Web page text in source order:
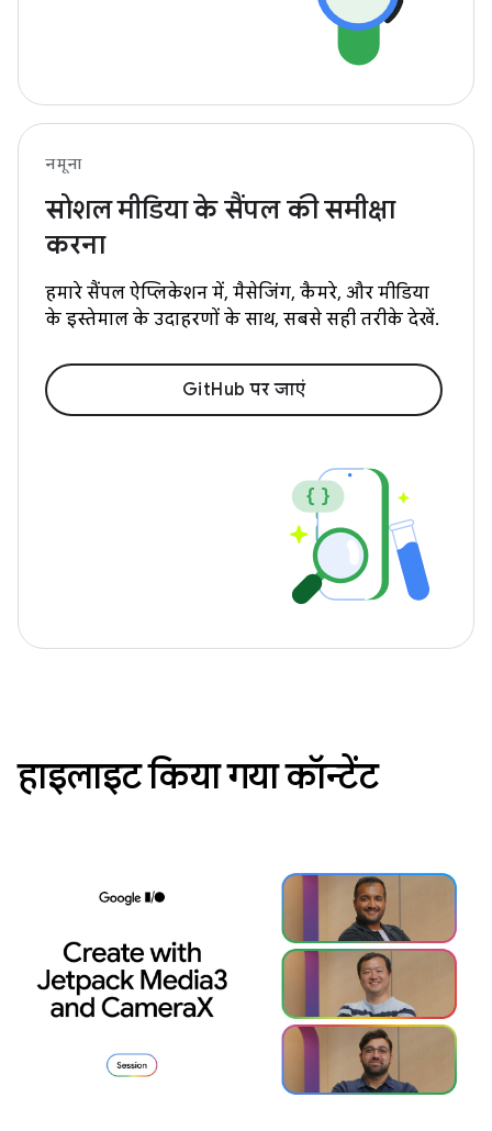
नमूना
सोशल मीडिया के सैंपल की समीक्षा
करना
हमारे सैंपल ऐप्लिकेशन में, मैसेजिंग, कैमरे, और मीडिया
के इस्तेमाल के उदाहरणों के साथ, सबसे सही तरीके देखें.
GitHub पर जाएं
हाइलाइट किया गया कॉन्टेंट